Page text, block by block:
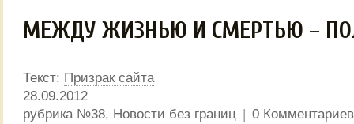
МЕЖДУ ЖИЗНЬЮ И СМЕРТЬЮ –
Текст: Призрак сайта
28.09.2012
рубрика №38, Новости без границ | 0 Комментариев